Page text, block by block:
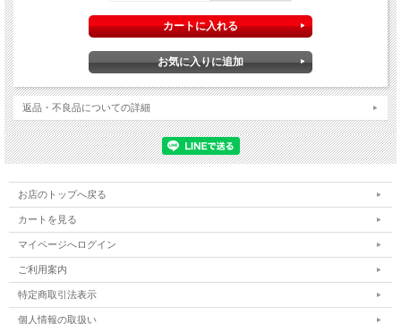
返品・不良品についての詳細
お店のトップへ戻る
カートを見る
マイページへログイン
ご利用案内
特定商取引法表示
個人情報の取扱い